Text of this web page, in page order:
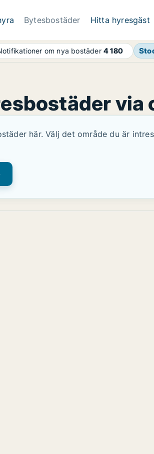
Bytesbostäder Hitta hyresgäst
om nya bostäder4 180
via
här. Välj det område du är